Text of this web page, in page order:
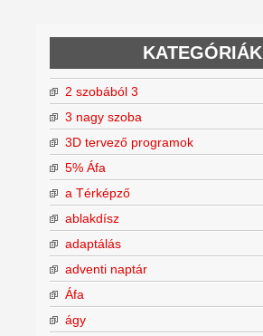
KATEGÓRIÁK
2 szobából 3
3 nagy szoba
3D tervező programok
5% Áfa
a Térképző
ablakdísz
adaptálás
adventi naptár
Áfa
ágy